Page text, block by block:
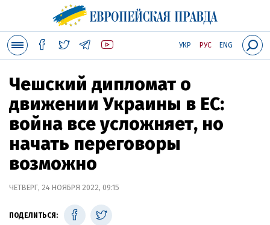
УКР РУС ENG
Чешский дипломат о
движении Украины в ЕС:
война все усложняет, но
начать переговоры
возможно
ЧЕТВЕРГ, 24 НОЯБРЯ 2022, 09:15
ПОДЕЛИТЬСЯ: